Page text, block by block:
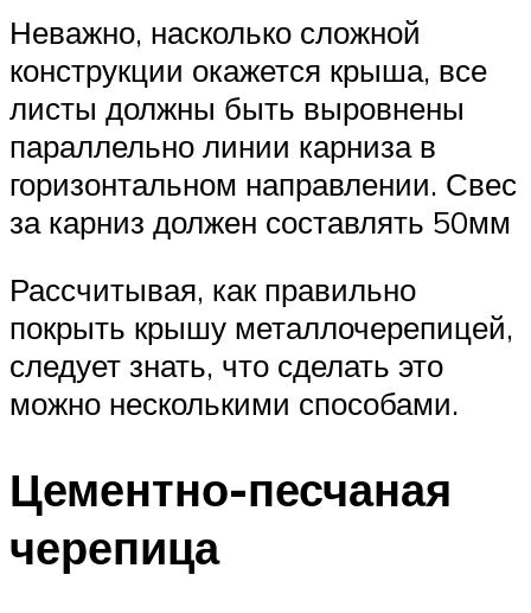
Неважно, насколько сложной
конструкции окажется крыша, все
листы должны быть выровнены
параллельно линии карниза в
горизонтальном направлении. Свес
за карниз должен составлять 50мм
Рассчитывая, как правильно
покрыть крышу металлочерепицей,
следует знать, что сделать это
можно несколькими способами.
Цементно-песчаная
черепица